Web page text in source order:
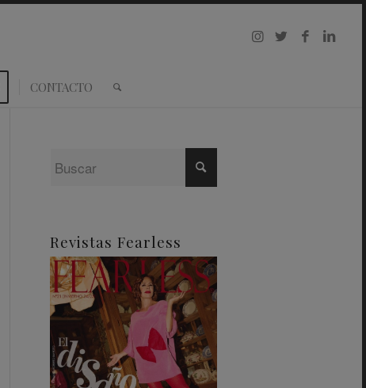
CONTACTO
Revistas Fearless